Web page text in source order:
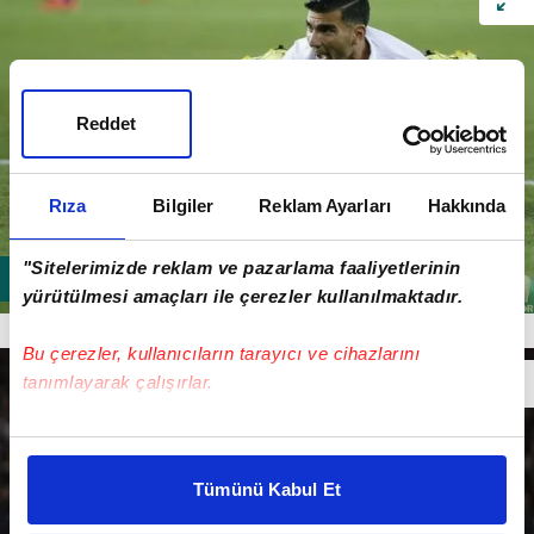
Rıza Bilgiler Reklam Ayarları Hakkında
"Sitelerimizde reklam ve pazarlama faaliyetlerinin
yürütülmesi amaçları ile çerezler kullanılmaktadır.
Bu çerezler, kullanıcıların tarayıcı ve cihazlarını
tanımlayarak çalışırlar.
Bu çerezlere izin vermeniz halinde sizlere özel
daha iyi reklam deneyimi yaşatabiliriz. Bunu yaparken
amacımızın size daha iyi bir reklam deneyimi sunmak
Tümünü Kabul Et
Reddet